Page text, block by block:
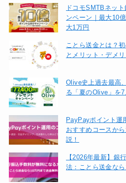
ドコモSMTBネッ
ンペーン｜最大10
大1万円
ことら送金とは？
とメリット・デメ
Olive史上過去最高
る「夏のOlive」を
PayPayポイント運
おすすめコースか
説！
【2026年最新】銀
法：ことら送金な